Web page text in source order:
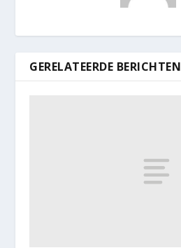
GERELATEERDE BERICHTEN